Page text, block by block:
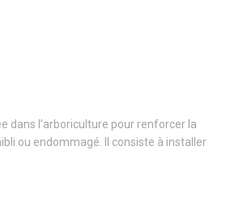
dans l’arboriculture pour renforcer la
ou endommagé. Il consiste à installer